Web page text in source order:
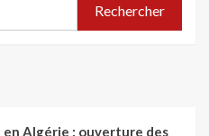
Rechercher
Algérie : ouverture des